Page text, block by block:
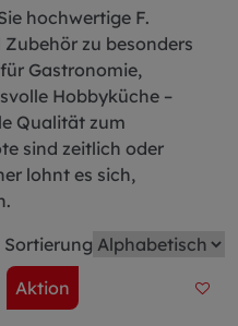
hochwertige F.
Zubehör zu besonders
Gastronomie,
Hobbyküche –
Qualität zum
sind zeitlich oder
lohnt es sich,
Sortierung
Aktion